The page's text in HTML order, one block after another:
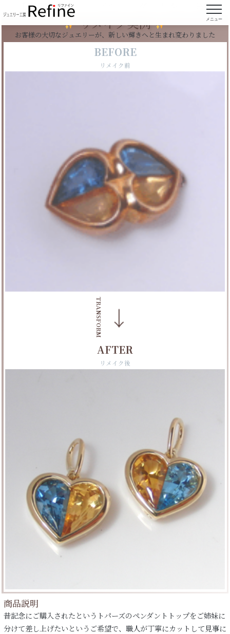
メニュー
【実例33】トパーズのペンダントを2つ分割
リメイク実例
お客様の大切なジュエリーが、新しい輝きへと生まれ変わりました
BEFORE
リメイク前
→
TRANSFORM
AFTER
リメイク後
商品説明
昔記念にご購入されたというトパーズのペンダントトップをご姉妹に
分けて差し上げたいというご希望で、職人が丁寧にカットして見事に